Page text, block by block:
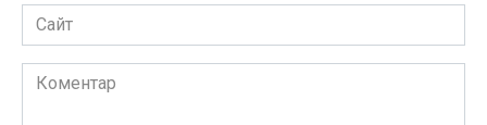
Сайт
Коментар